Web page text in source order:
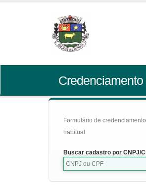
Formulário de
habitual
Buscar cadastro por CNPJ/